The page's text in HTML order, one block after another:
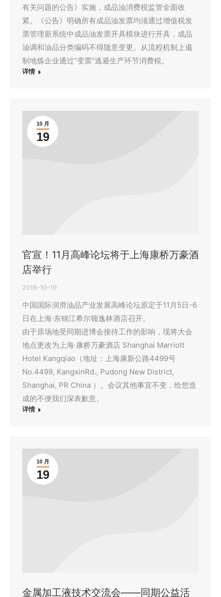
有关问题的公告》实施，成品油消费税监管全面收
紧。《公告》明确所有成品油发票均须通过增值税发
票管理新系统中成品油发票开具模块进行开具，成品
油调和油品分类编码不得随意变更。从流程机制上遏
制地炼企业通过“变票”逃避生产环节消费税。
详情
10 月
19
官宣！11月高峰论坛将于上海康桥万豪酒
店举行
2018-10-19
中国国际润滑油品产业发展高峰论坛原定于11月5日-6
日在上海·东锦江希尔顿逸林酒店召开。
由于原场地受同期进博会接待工作的影响，现将大会
地点更改为上海·康桥万豪酒店 Shanghai Marriott
Hotel Kangqiao（地址：上海康新公路4499号
No.4499, KangxinRd., Pudong New District,
Shanghai, PR China ）。会议其他事宜不变，给您造
成的不便我们深表歉意。
详情
10 月
19
金属加工液技术交流会——同期公益活